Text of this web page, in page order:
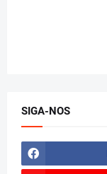
SIGA-NOS